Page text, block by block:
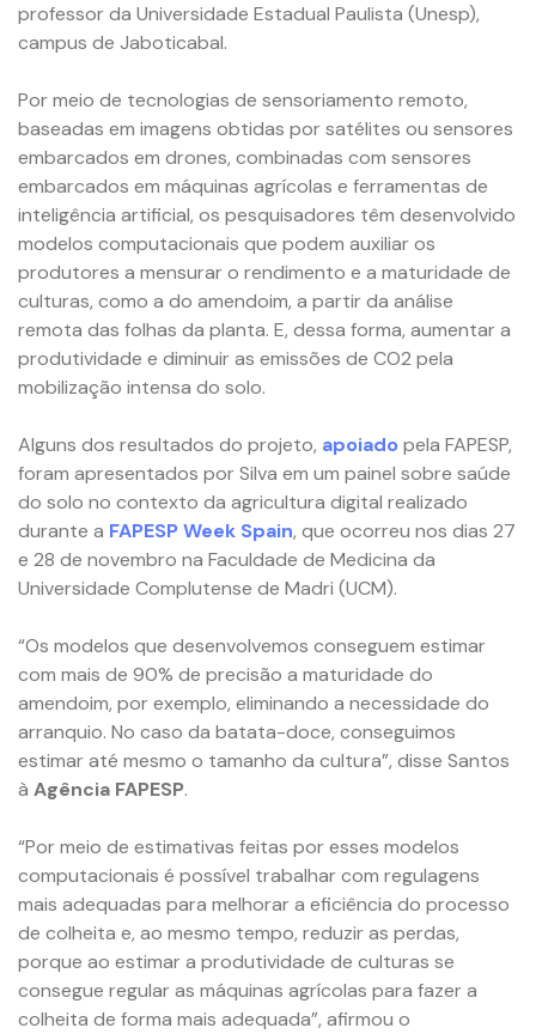
professor da Universidade Estadual Paulista (Unesp),
campus de Jaboticabal.
Por meio de tecnologias de sensoriamento remoto,
baseadas em imagens obtidas por satélites ou sensores
embarcados em drones, combinadas com sensores
embarcados em máquinas agrícolas e ferramentas de
inteligência artificial, os pesquisadores têm desenvolvido
modelos computacionais que podem auxiliar os
produtores a mensurar o rendimento e a maturidade de
culturas, como a do amendoim, a partir da análise
remota das folhas da planta. E, dessa forma, aumentar a
produtividade e diminuir as emissões de CO2 pela
mobilização intensa do solo.
Alguns dos resultados do projeto, apoiado pela FAPESP,
foram apresentados por Silva em um painel sobre saúde
do solo no contexto da agricultura digital realizado
durante a FAPESP Week Spain, que ocorreu nos dias 27
e 28 de novembro na Faculdade de Medicina da
Universidade Complutense de Madri (UCM).
“Os modelos que desenvolvemos conseguem estimar
com mais de 90% de precisão a maturidade do
amendoim, por exemplo, eliminando a necessidade do
arranquio. No caso da batata-doce, conseguimos
estimar até mesmo o tamanho da cultura”, disse Santos
à Agência FAPESP.
“Por meio de estimativas feitas por esses modelos
computacionais é possível trabalhar com regulagens
mais adequadas para melhorar a eficiência do processo
de colheita e, ao mesmo tempo, reduzir as perdas,
porque ao estimar a produtividade de culturas se
consegue regular as máquinas agrícolas para fazer a
colheita de forma mais adequada”, afirmou o